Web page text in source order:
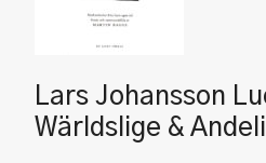
Lars Johansson
Wärldslige &